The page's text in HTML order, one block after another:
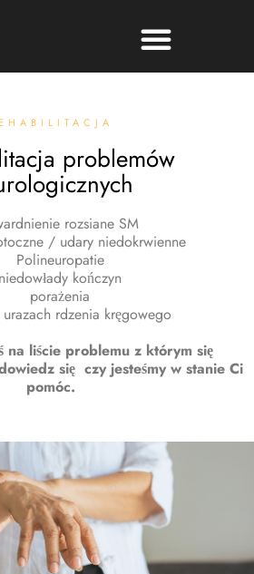
problemów
rozsiane SM
/ udary niedokrwienne
Polineuropatie
niedowłady kończyn
porażenia
rdzenia kręgowego
na liście problemu z którym się
się czy jesteśmy w stanie Ci
pomóc.